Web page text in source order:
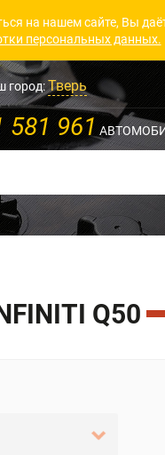
на нашем сайте, Вы
персональных данных.
город:Тверь
581 961
Q50